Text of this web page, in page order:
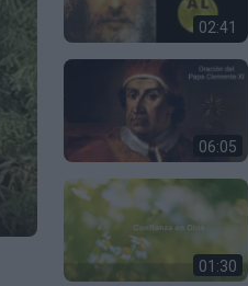
02:41
06:05
01:30